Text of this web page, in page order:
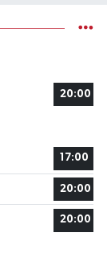
20:00
17:00
20:00
20:00